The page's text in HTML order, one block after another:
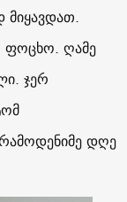
მიყავდათ.
ფოცხო. ღამე
ჯერ
დღე